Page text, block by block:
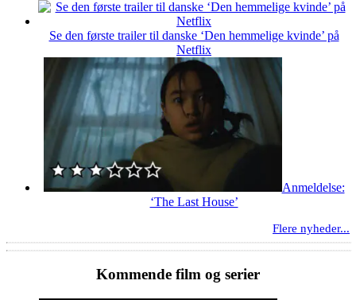
Se den første trailer til danske ‘Den hemmelige kvinde’ på
Netflix
Anmeldelse:
‘The Last House’
Flere nyheder...
Kommende film og serier